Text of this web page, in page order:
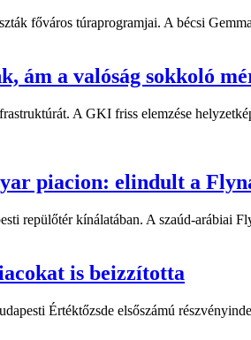
főváros túraprogramjai. A bécsi
ám a valóság sokkoló
A GKI friss elemzése
piacion: elindult a
repülőtér kínálatában. A szaúd-arábiai
is beizzította
Értéktőzsde elsőszámú